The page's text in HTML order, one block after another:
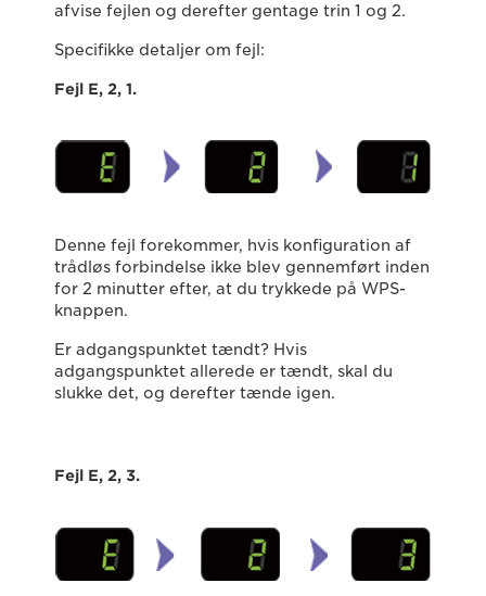
afvise fejlen og derefter gentage trin 1 og 2.
Specifikke detaljer om fejl:
Fejl E, 2, 1.
Denne fejl forekommer, hvis konfiguration af
trådløs forbindelse ikke blev gennemført inden
for 2 minutter efter, at du trykkede på WPS-
knappen.
Er adgangspunktet tændt? Hvis
adgangspunktet allerede er tændt, skal du
slukke det, og derefter tænde igen.
Fejl E, 2, 3.